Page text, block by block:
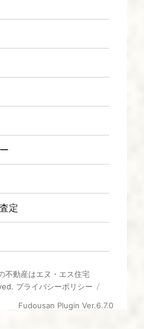
定
不動産はエヌ・エス住宅
プライバシーポリシー
Fudousan Plugin Ver.6.7.0